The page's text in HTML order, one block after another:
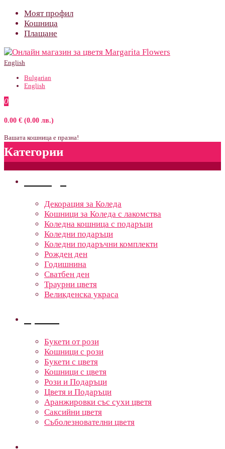
Моят профил
Кошница
Плащане
English
Bulgarian
English
0
0.00 € (0.00 лв.)
Вашата кошница е празна!
Категории
Декорация за Коледа
Кошници за Коледа с лакомства
Коледна кошница с подаръци
Коледни подаръци
Коледни подаръчни комплекти
Рожден ден
Годишнина
Сватбен ден
Траурни цветя
Великденска украса
Букети от рози
Кошници с рози
Букети с цветя
Кошници с цветя
Рози и Подаръци
Цветя и Подаръци
Аранжировки със сухи цветя
Саксийни цветя
Съболезнователни цветя